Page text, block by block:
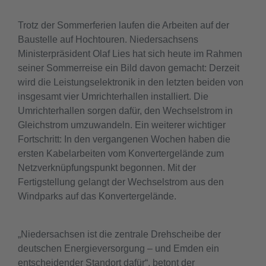
Trotz der Sommerferien laufen die Arbeiten auf der
Baustelle auf Hochtouren. Niedersachsens
Ministerpräsident Olaf Lies hat sich heute im Rahmen
seiner Sommerreise ein Bild davon gemacht: Derzeit
wird die Leistungselektronik in den letzten beiden von
insgesamt vier Umrichterhallen installiert. Die
Umrichterhallen sorgen dafür, den Wechselstrom in
Gleichstrom umzuwandeln. Ein weiterer wichtiger
Fortschritt: In den vergangenen Wochen haben die
ersten Kabelarbeiten vom Konvertergelände zum
Netzverknüpfungspunkt begonnen. Mit der
Fertigstellung gelangt der Wechselstrom aus den
Windparks auf das Konvertergelände.
„Niedersachsen ist die zentrale Drehscheibe der
deutschen Energieversorgung – und Emden ein
entscheidender Standort dafür“, betont der